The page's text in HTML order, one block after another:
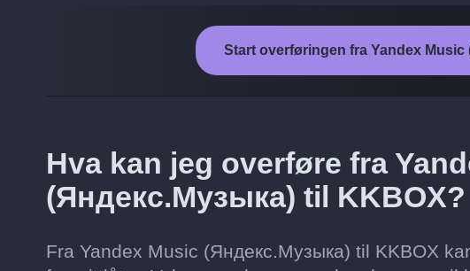
Start overføringen fra Yandex
Hva kan jeg overføre fra
(Яндекс.Музыка) til KKBOX?
Fra Yandex Music (Яндекс.Музыка) til KKBOX